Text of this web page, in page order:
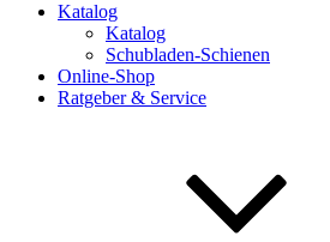
Katalog
Katalog
Schubladen-Schienen
Online-Shop
Ratgeber & Service